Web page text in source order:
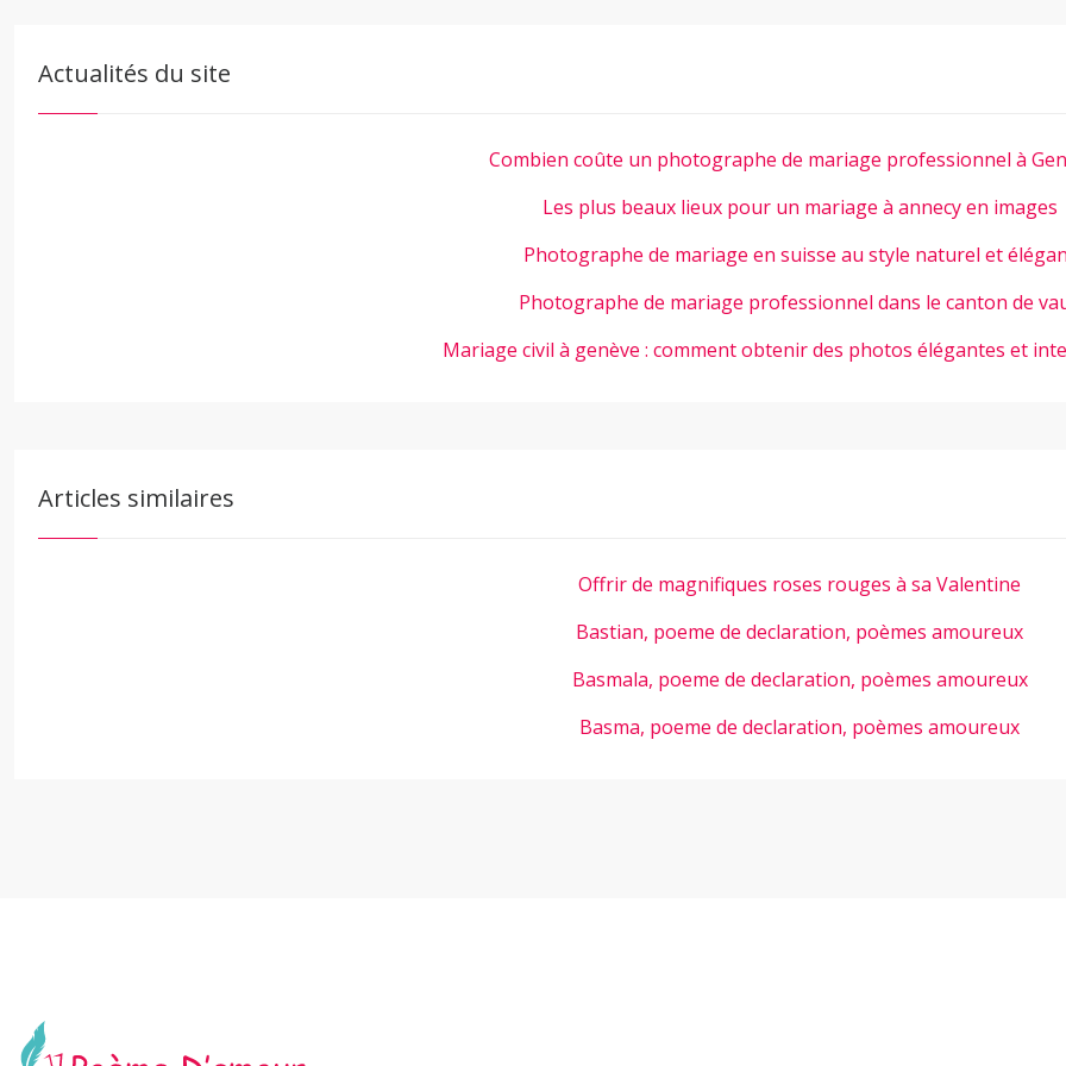
Actualités du site
Combien coûte un photographe de mariage professionnel à
Les plus beaux lieux pour un mariage à annecy en images
Photographe de mariage en suisse au style naturel et
Photographe de mariage professionnel dans le canton de
Mariage civil à genève : comment obtenir des photos élégantes et
Articles similaires
Offrir de magnifiques roses rouges à sa Valentine
Bastian, poeme de declaration, poèmes amoureux
Basmala, poeme de declaration, poèmes amoureux
Basma, poeme de declaration, poèmes amoureux